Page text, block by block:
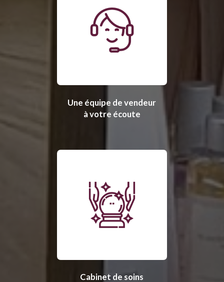
Une équipe de vendeur
à votre écoute
Cabinet de soins